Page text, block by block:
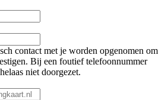
contact met je worden opgenomen om
Bij een foutief telefoonnummer
niet doorgezet.